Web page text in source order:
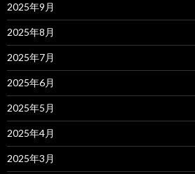
2025年9月
2025年8月
2025年7月
2025年6月
2025年5月
2025年4月
2025年3月